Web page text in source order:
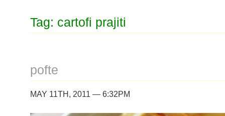
Tag: cartofi prajiti
pofte
MAY 11TH, 2011 — 6:32PM